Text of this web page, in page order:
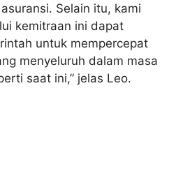
Selain itu, kami
kemitraan ini dapat
untuk mempercepat
menyeluruh dalam masa
saat ini,” jelas Leo.